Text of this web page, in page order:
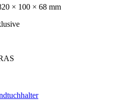
× 100 × 68 mm